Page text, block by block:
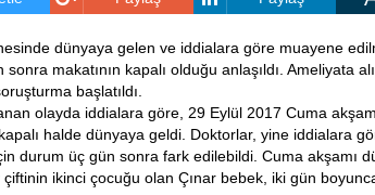
dünyaya gelen ve iddialara göre muayene
makatının kapalı olduğu anlaşıldı. Ameliyata
başlatıldı.
olayda iddialara göre, 29 Eylül 2017 Cuma
halde dünyaya geldi. Doktorlar, yine iddialara
durum üç gün sonra fark edilebildi. Cuma akşamı
ikinci çocuğu olan Çınar bebek, iki gün